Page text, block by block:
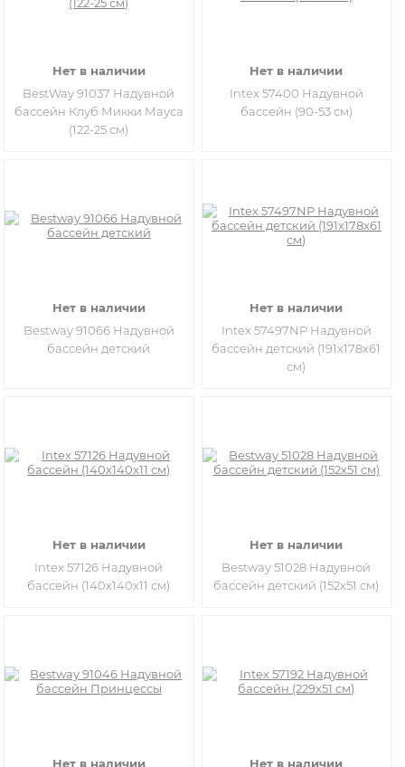
Нет в наличии
BestWay 91037 Надувной
бассейн Клуб Микки Мауса
(122-25 см)
Нет в наличии
Intex 57400 Надувной
бассейн (90-53 см)
Нет в наличии
Bestway 91066 Надувной
бассейн детский
Нет в наличии
Intex 57497NP Надувной
бассейн детский (191х178х61
см)
Нет в наличии
Intex 57126 Надувной
бассейн (140х140х11 см)
Нет в наличии
Bestway 51028 Надувной
бассейн детский (152х51 см)
Нет в наличии Нет в наличии